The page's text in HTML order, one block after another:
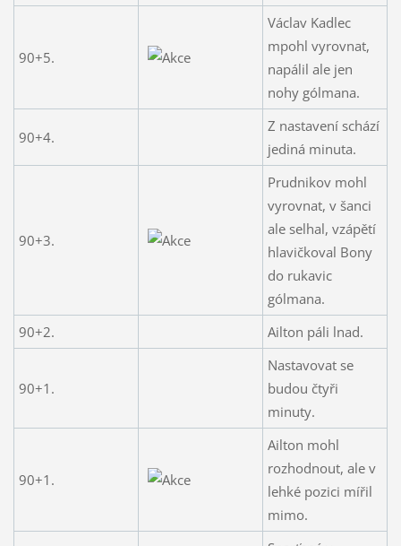
90+5.
Václav Kadlec
mpohl vyrovnat,
napálil ale jen
nohy gólmana.
90+4.
Z nastavení schází
jediná minuta.
90+3.
Prudnikov mohl
vyrovnat, v šanci
ale selhal, vzápětí
hlavičkoval Bony
do rukavic
gólmana.
90+2.
Ailton páli lnad.
90+1.
Nastavovat se
budou čtyři
minuty.
90+1.
Ailton mohl
rozhodnout, ale v
lehké pozici mířil
mimo.